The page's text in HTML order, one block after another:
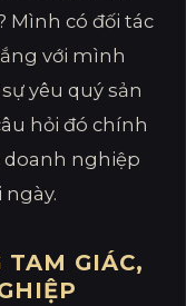
Mình có đối tác
với mình
yêu quý sản
hỏi đó chính
doanh nghiệp
TAM GIÁC,